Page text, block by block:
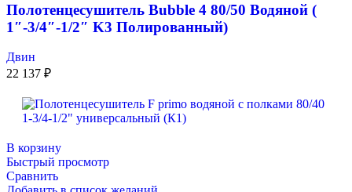
Полотенцесушитель Bubble 4 80/50 Водяной (
1″-3/4″-1/2″ K3 Полированный)
Двин
22 137 ₽
В корзину
Быстрый просмотр
Сравнить